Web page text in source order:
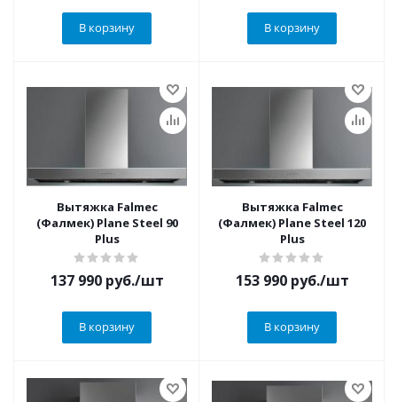
В корзину В корзину
Вытяжка Falmec
(Фалмек) Plane Steel 90
Plus
137 990руб./шт
В корзину
Вытяжка Falmec
(Фалмек) Plane Steel 120
Plus
153 990руб./шт
В корзину